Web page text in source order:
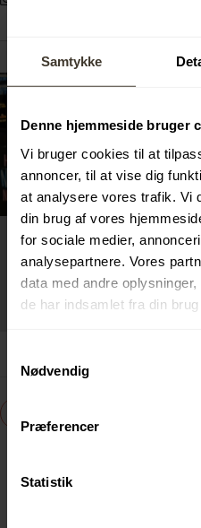
Samtykke
Denne hjemmeside bruger
Vi bruger cookies til at
annoncer, til at vise dig
at analysere vores trafik. Vi
din brug af vores
for sociale medier,
analysepartnere. Vores
data med andre
de har indsamlet fra din
Nødvendig
Præferencer
Statistik
Lær os bedre at
SE PROFIL